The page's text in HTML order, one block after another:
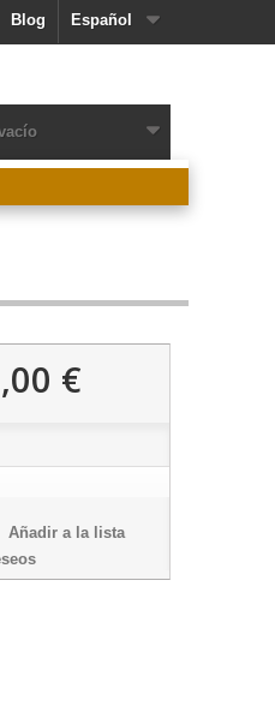
Español
Blog
€
Añadir a la lista